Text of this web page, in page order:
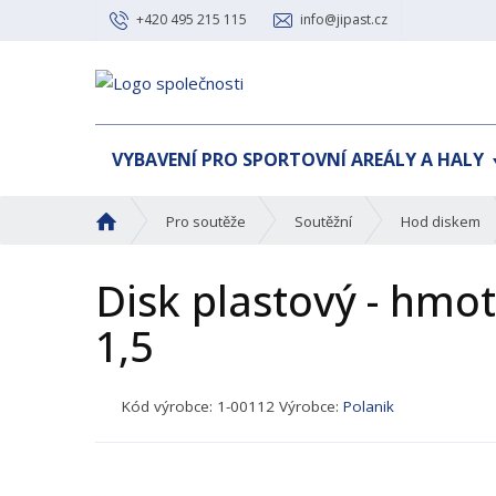
+420 495 215 115 info@jipast.cz
VYBAVENÍ PRO SPORTOVNÍ AREÁLY A HALY
d
n
s
r
a
Pro soutěže Soutěžní Hod diskem
Disk plastový -
1,5
K
Kód výrobce: 1-00112 Výrobce:Polanik